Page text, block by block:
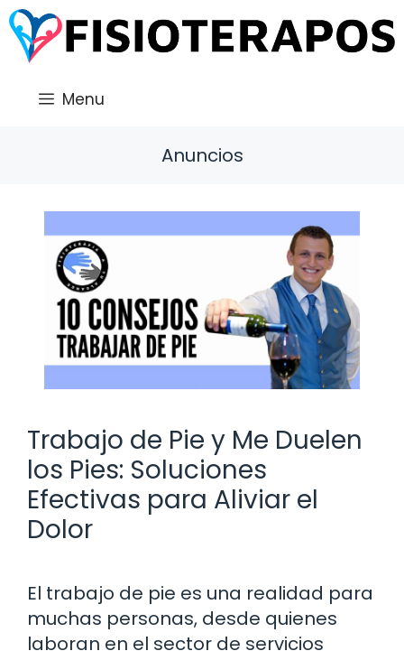
Saltar
al
contenido
Menu
Anuncios
Trabajo de Pie y Me Duelen
los Pies: Soluciones
Efectivas para Aliviar el
Dolor
El trabajo de pie es una realidad para
muchas personas, desde quienes
laboran en el sector de servicios